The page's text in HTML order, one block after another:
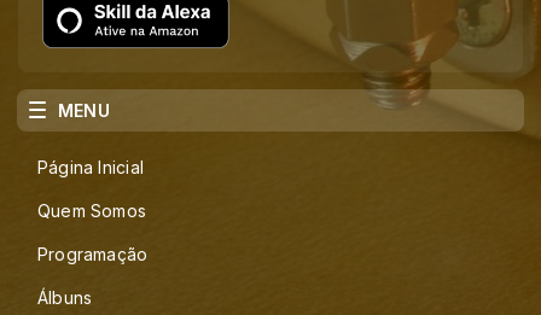
MENU
Página Inicial
Quem Somos
Programação
Álbuns